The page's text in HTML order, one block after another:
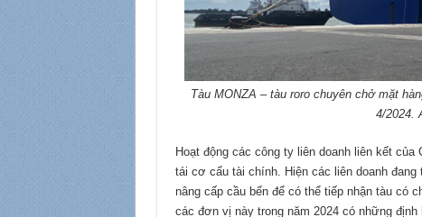
Tàu MONZA – tàu roro chuyên chở mặt
4/2024.
Hoạt động các công ty liên doanh liên kết của
tái cơ cấu tài chính. Hiện các liên doanh
nâng cấp cầu bến để có thể tiếp nhận tàu có
các đơn vị này trong năm 2024 có những